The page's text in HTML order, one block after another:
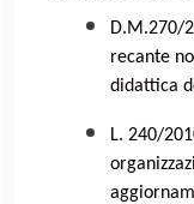
D.M.270/
recante
didattica
L. 240/